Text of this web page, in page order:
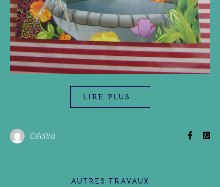
LIRE PLUS...
Cécilia
AUTRES TRAVAUX